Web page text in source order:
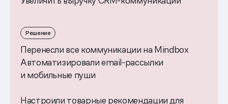
Решение
Перенесли все коммуникации на Mindbox
Автоматизировали email-рассылки
и мобильные пуши
Настроили товарные рекомендации для